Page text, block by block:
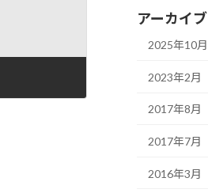
アーカイブ
2025年10月
2023年2月
2017年8月
2017年7月
2016年3月